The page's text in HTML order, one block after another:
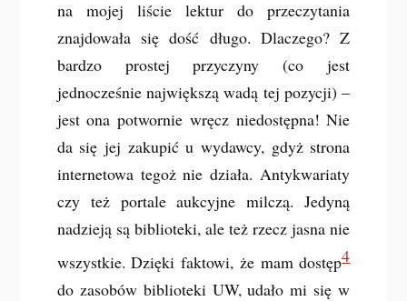
na mojej liście lektur do przeczytania
znajdowała się dość długo. Dlaczego? Z
bardzo prostej przyczyny (co jest
jednocześnie największą wadą tej pozycji) –
jest ona potwornie wręcz niedostępna! Nie
da się jej zakupić u wydawcy, gdyż strona
internetowa tegoż nie działa. Antykwariaty
czy też portale aukcyjne milczą. Jedyną
nadzieją są biblioteki, ale też rzecz jasna nie
wszystkie. Dzięki faktowi, że mam dostęp4
do zasobów biblioteki UW, udało mi się w